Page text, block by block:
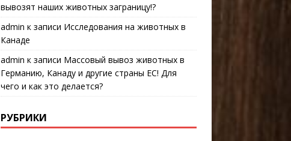
вывозят наших животных заграницу!?
admin к записи Исследования на животных в
Канаде
admin к записи Массовый вывоз животных в
Германию, Канаду и другие страны ЕС! Для
чего и как это делается?
РУБРИКИ